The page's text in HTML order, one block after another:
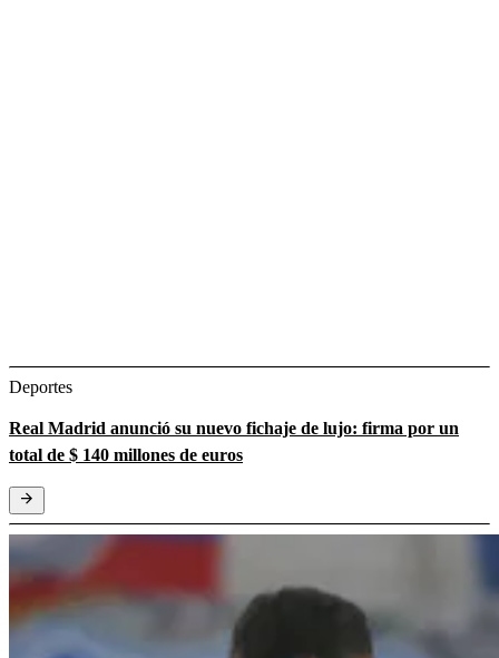
Deportes
Real Madrid anunció su nuevo fichaje de lujo: firma por un
total de $ 140 millones de euros